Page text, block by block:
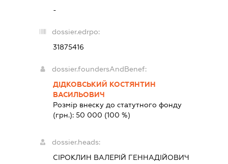
-
dossier.edrpo:
31875416
dossier.foundersAndBenef:
ДІДКОВСЬКИЙ КОСТЯНТИН
ВАСИЛЬОВИЧ
Розмір внеску до статутного фонду
(грн.): 50 000 (100 %)
dossier.heads:
СІРОКЛИН ВАЛЕРІЙ ГЕННАДІЙОВИЧ